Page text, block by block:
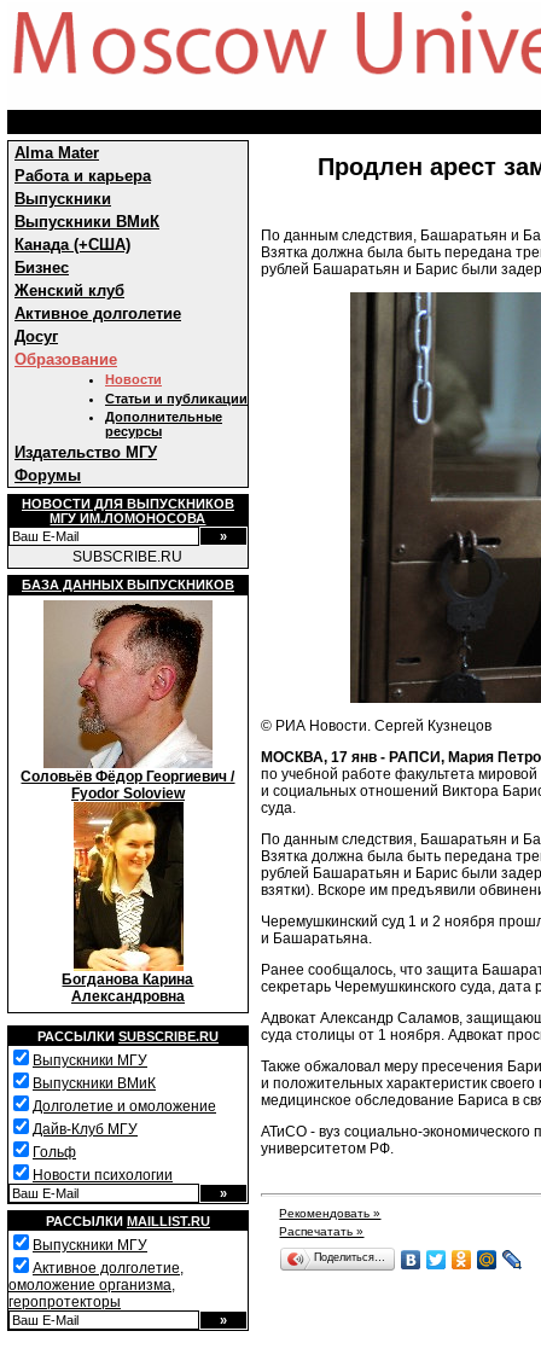
Alma Mater
Работа и карьера
Выпускники
Выпускники ВМиК
Канада (+США)
Бизнес
Женский клуб
Активное долголетие
Досуг
Образование
Новости
Статьи и публикации
Дополнительные
ресурсы
Издательство МГУ
Форумы
НОВОСТИ ДЛЯ ВЫПУСКНИКОВ
МГУ ИМ.ЛОМОНОСОВА
SUBSCRIBE.RU
БАЗА ДАННЫХ ВЫПУСКНИКОВ
Соловьёв Фёдор Георгиевич /
Fyodor Soloview
Богданова Карина
Александровна
РАССЫЛКИ SUBSCRIBE.RU
Выпускники МГУ
Выпускники ВМиК
Долголетие и омоложение
Дайв-Клуб МГУ
Гольф
Новости психологии
РАССЫЛКИ MAILLIST.RU
Выпускники МГУ
Активное долголетие,
омоложение организма,
геропротекторы
Продлен арест
По данным следствия, Башаратьян и
Взятка должна была быть передана
рублей Башаратьян и Барис были
© РИА Новости. Сергей Кузнецов
МОСКВА, 17 янв - РАПСИ, Мария
по учебной работе факультета
и социальных отношений Виктора
суда.
По данным следствия, Башаратьян и
Взятка должна была быть передана
рублей Башаратьян и Барис были
взятки). Вскоре им предъявили
Черемушкинский суд 1 и 2 ноября
и Башаратьяна.
Ранее сообщалось, что защита
секретарь Черемушкинского суда,
Адвокат Александр Саламов,
суда столицы от 1 ноября. Адвокат
Также обжаловал меру пресечения
и положительных характеристик
медицинское обследование Бариса в
АТиСО - вуз социально-
университетом РФ.
Рекомендовать »
Распечатать »
Поделиться…